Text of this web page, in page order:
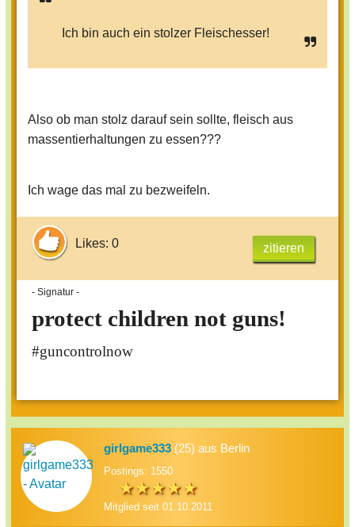
Ich bin auch ein stolzer Fleischesser!
Also ob man stolz darauf sein sollte, fleisch aus
massentierhaltungen zu essen???
Ich wage das mal zu bezweifeln.
Likes: 0 zitieren
- Signatur -
protect children not guns!
#guncontrolnow
girlgame333 (25) aus Berlin
Postings: 1550
Mitglied seit 01.10.2011